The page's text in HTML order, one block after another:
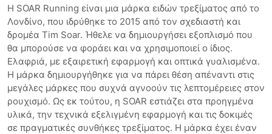
Η SOAR Running είναι μια μάρκα ειδών τρεξίματος από το
Λονδίνο, που ιδρύθηκε το 2015 από τον σχεδιαστή και
δρομέα Tim Soar. Ήθελε να δημιουργήσει εξοπλισμό που
θα μπορούσε να φοράει και να χρησιμοποιεί ο ίδιος.
Ελαφριά, με εξαιρετική εφαρμογή και οπτικά γυαλισμένα.
Η μάρκα δημιουργήθηκε για να πάρει θέση απέναντι στις
μεγάλες μάρκες που συχνά αγνοούν τις λεπτομέρειες στον
ρουχισμό. Ως εκ τούτου, η SOAR εστιάζει στα προηγμένα
υλικά, την τεχνικά εξελιγμένη εφαρμογή και τις δοκιμές
σε πραγματικές συνθήκες τρεξίματος. Η μάρκα έχει έναν